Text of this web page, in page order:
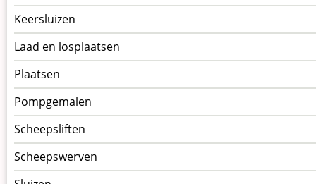
Keersluizen
Laad en losplaatsen
Plaatsen
Pompgemalen
Scheepsliften
Scheepswerven